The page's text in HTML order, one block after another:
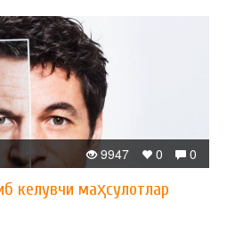
0
0
9947
келувчи маҳсулотлар